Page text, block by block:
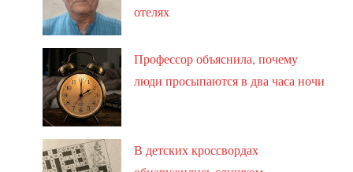
отелях
Профессор объяснила, почему
люди просыпаются в два часа ночи
В детских кроссвордах